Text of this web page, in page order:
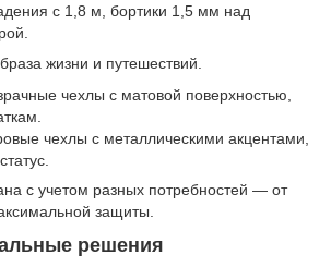
с 1,8 м, бортики 1,5 мм над
жизни и путешествий.
чехлы с матовой поверхностью,
чехлы с металлическими акцентами,
с учетом разных потребностей — от
защиты.
решения